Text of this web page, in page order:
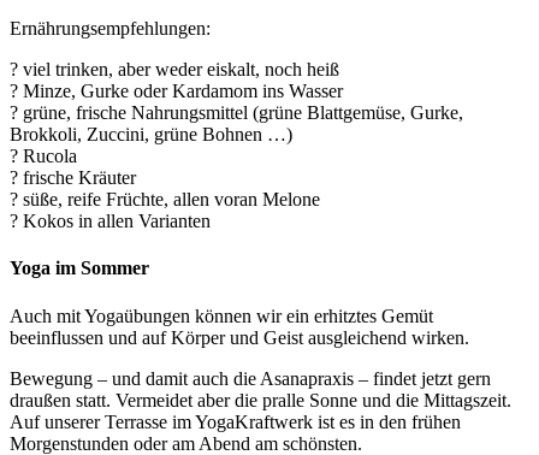
Ernährungsempfehlungen:
? viel trinken, aber weder eiskalt, noch heiß
? Minze, Gurke oder Kardamom ins Wasser
? grüne, frische Nahrungsmittel (grüne Blattgemüse, Gurke,
Brokkoli, Zuccini, grüne Bohnen …)
? Rucola
? frische Kräuter
? süße, reife Früchte, allen voran Melone
? Kokos in allen Varianten
Yoga im Sommer
Auch mit Yogaübungen können wir ein erhitztes Gemüt
beeinflussen und auf Körper und Geist ausgleichend wirken.
Bewegung – und damit auch die Asanapraxis – findet jetzt gern
draußen statt. Vermeidet aber die pralle Sonne und die Mittagszeit.
Auf unserer Terrasse im YogaKraftwerk ist es in den frühen
Morgenstunden oder am Abend am schönsten.